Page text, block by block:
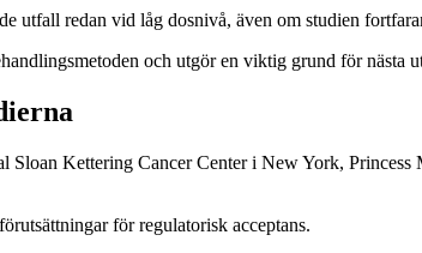
utfall redan vid låg dosnivå, även om studien
och utgör en viktig grund för nästa
Kettering Cancer Center i New York,
för regulatorisk acceptans.